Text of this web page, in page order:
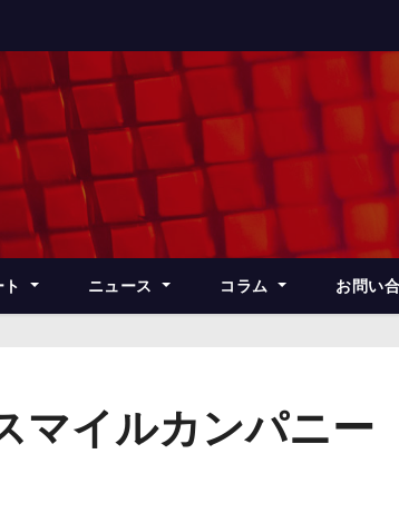
ニュース コラム お問い
マイルカンパニー